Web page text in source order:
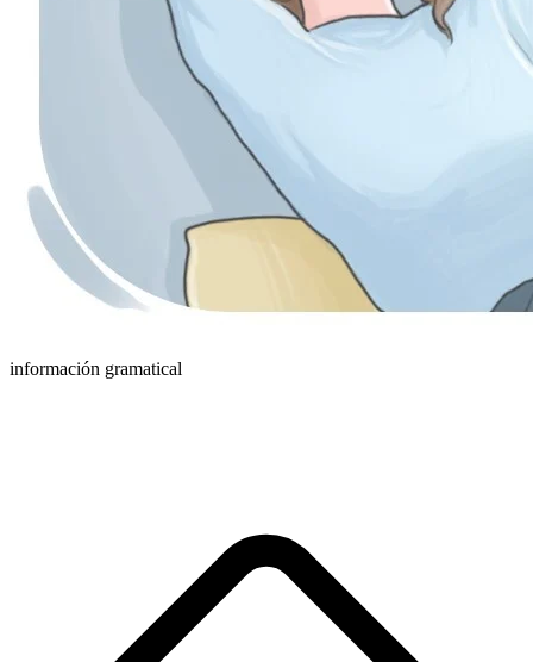
información gramatical